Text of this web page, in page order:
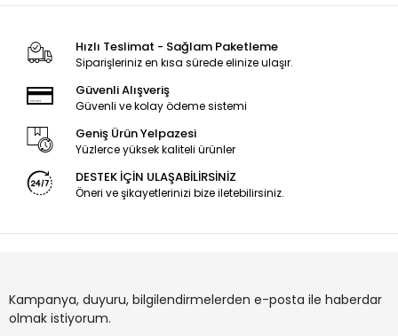
Hızlı Teslimat - Sağlam Paketleme
Siparişleriniz en kısa sürede elinize ulaşır.
Güvenli Alışveriş
Güvenli ve kolay ödeme sistemi
Geniş Ürün Yelpazesi
Yüzlerce yüksek kaliteli ürünler
DESTEK İÇİN ULAŞABİLİRSİNİZ
Öneri ve şikayetlerinizi bize iletebilirsiniz.
Kampanya, duyuru, bilgilendirmelerden e-posta ile haberdar
olmak istiyorum.